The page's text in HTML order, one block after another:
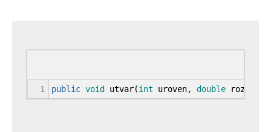
1 public void utvar(int uroven, double rozmer